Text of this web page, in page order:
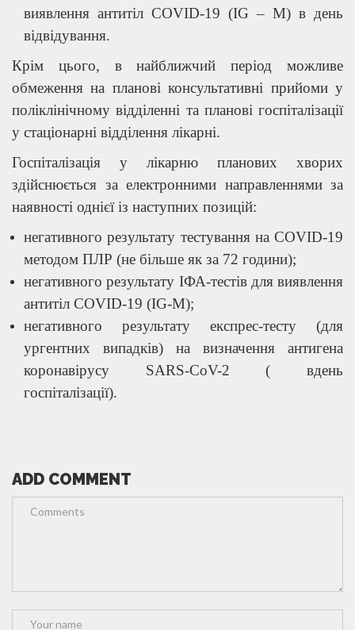
виявлення антитіл СОVID-19 (ІG – М) в день
відвідування.
Крім цього, в найближчий період можливе
обмеження на планові консультативні прийоми у
поліклінічному відділенні та планові госпіталізації
у стаціонарні відділення лікарні.
Госпіталізація у лікарню планових хворих
здійснюється за електронними направленнями за
наявності однієї із наступних позицій:
негативного результату тестування на СОVID-19
методом ПЛР (не більше як за 72 години);
негативного результату ІФА-тестів для виявлення
антитіл СОVID-19 (IG-М);
негативного результату експрес-тесту (для
ургентних випадків) на визначення антигена
коронавірусу SАRS-СоV-2 ( вдень
госпіталізації).
ADD COMMENT